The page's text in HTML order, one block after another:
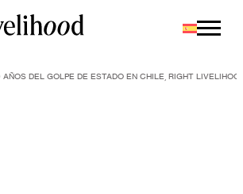
DEL GOLPE DE ESTADO EN CHILE, RIGHT